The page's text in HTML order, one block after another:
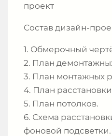
проект
Состав дизайн-
1. Обмерочный
2. План
3. План монтажных
4. План
5. План потолков.
6. Схема
фоновой подсветки.